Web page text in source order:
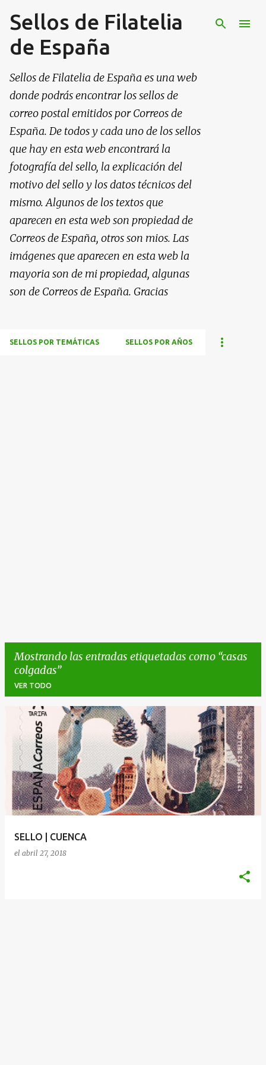
Ir al contenido principal
Sellos de Filatelia
de España
Sellos de Filatelia de España es una web
donde podrás encontrar los sellos de
correo postal emitidos por Correos de
España. De todos y cada uno de los sellos
que hay en esta web encontrará la
fotografía del sello, la explicación del
motivo del sello y los datos técnicos del
mismo. Algunos de los textos que
aparecen en esta web son propiedad de
Correos de España, otros son mios. Las
imágenes que aparecen en esta web la
mayoria son de mi propiedad, algunas
son de Correos de España. Gracias
SELLOS POR TEMÁTICAS SELLOS POR AÑOS
Mostrando las entradas etiquetadas como casas
colgadas
VER TODO
SELLO | CUENCA
el abril 27, 2018